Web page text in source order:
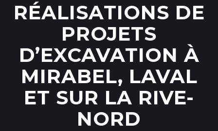
RÉALISATIONS DE
PROJETS
D’EXCAVATION À
MIRABEL, LAVAL
ET SUR LA RIVE-
NORD